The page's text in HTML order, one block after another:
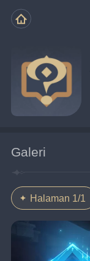
Galeri
Halaman 1/1